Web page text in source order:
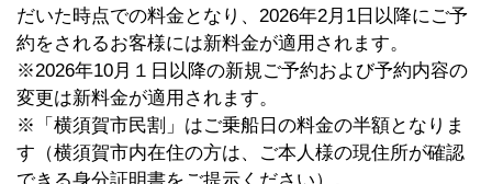
だいた時点での料金となり、2026年2月1日以降にご予
約をされるお客様には新料金が適用されます。
※2026年10月１日以降の新規ご予約および予約内容の
変更は新料金が適用されます。
※「横須賀市民割」はご乗船日の料金の半額となりま
す（横須賀市内在住の方は、ご本人様の現住所が確認
できる身分証明書をご提示ください）。